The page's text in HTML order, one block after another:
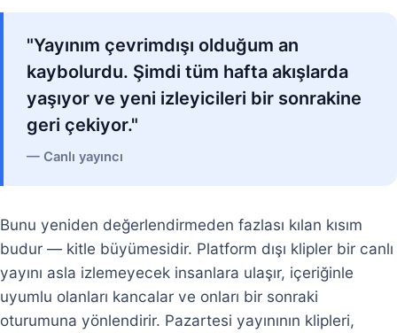
"Yayınım çevrimdışı olduğum an
kaybolurdu. Şimdi tüm hafta akışlarda
yaşıyor ve yeni izleyicileri bir sonrakine
geri çekiyor."
— Canlı yayıncı
Bunu yeniden değerlendirmeden fazlası kılan kısım
budur — kitle büyümesidir. Platform dışı klipler bir canlı
yayını asla izlemeyecek insanlara ulaşır, içeriğinle
uyumlu olanları kancalar ve onları bir sonraki
oturumuna yönlendirir. Pazartesi yayınının klipleri,